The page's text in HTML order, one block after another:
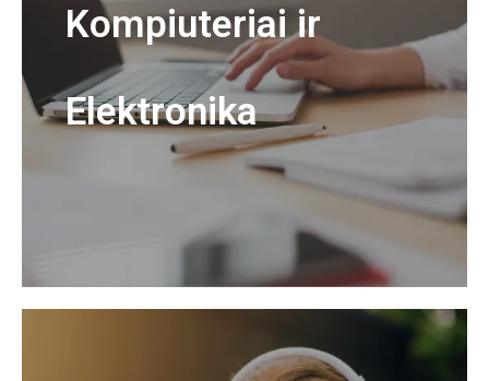
Kompiuteriai ir
Elektronika